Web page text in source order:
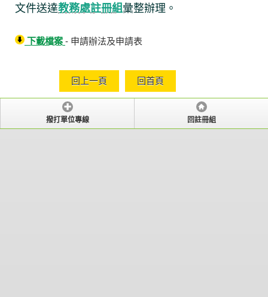
文件送達教務處註冊組 彙整辦理。
下載檔案 - 申請辦法及申請表
回上一頁 回首頁
撥打單位專線 回註冊組